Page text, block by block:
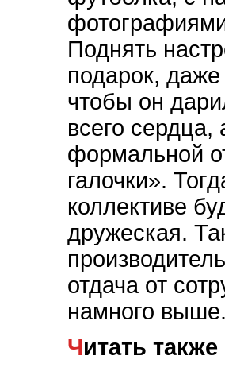
Поднять
подарок,
чтобы он
всего сердца,
формальной
галочки».
коллективе
дружеская.
отдача от
намного
Читать также